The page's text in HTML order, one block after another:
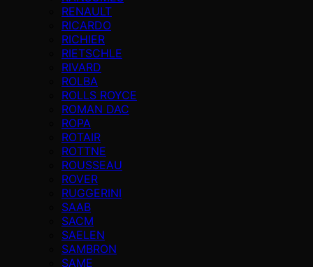
RENAULT
RICARDO
RICHIER
RIETSCHLE
RIVARD
ROLBA
ROLLS ROYCE
ROMAN DAC
ROPA
ROTAIR
ROTTNE
ROUSSEAU
ROVER
RUGGERINI
SAAB
SACM
SAELEN
SAMBRON
SAME